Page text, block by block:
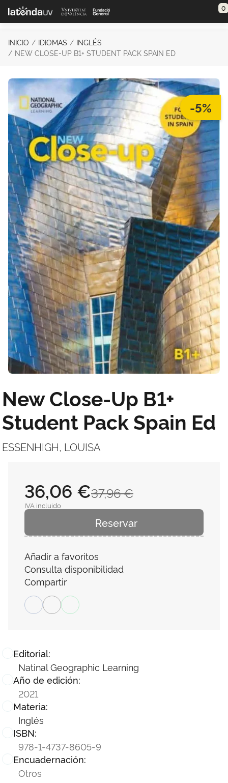
Saltar al contenido principal 0
INICIO IDIOMAS
INGLÉS
NEW CLOSE-UP B1+ STUDENT PACK SPAIN ED
-5%
New Close-Up B1+
Student Pack Spain Ed
ESSENHIGH, LOUISA
Editorial:
Natinal Geographic Learning
Año de edición:
2021
Materia:
Inglés
ISBN:
978-1-4737-8605-9
Encuadernación:
Otros
37,96 €
36,06 €
IVA incluido
Reservar
Añadir a favoritos
Consulta disponibilidad
Compartir